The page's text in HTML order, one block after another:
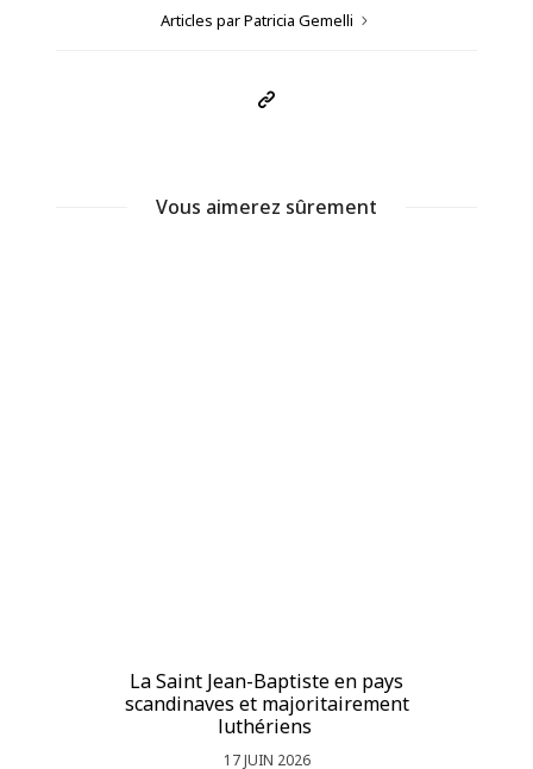
Articles par Patricia Gemelli
Vous aimerez sûrement
La Saint Jean-Baptiste en pays
scandinaves et majoritairement
luthériens
17 JUIN 2026